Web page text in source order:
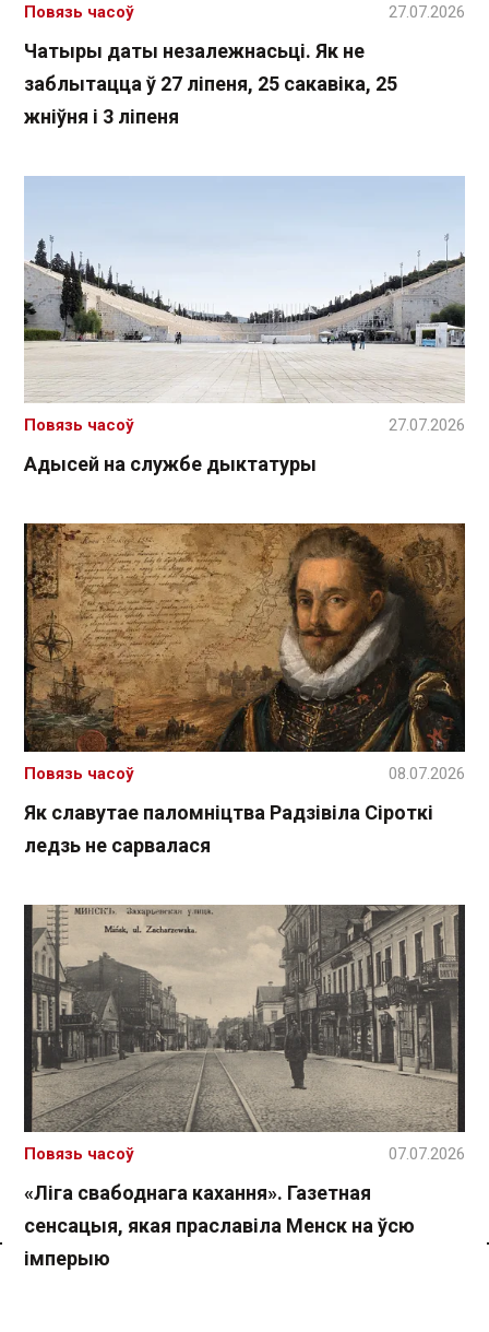
Спасылка без VPN
Чатыры даты незалежнасьці. Як не
заблытацца ў 27 ліпеня, 25 сакавіка, 25
жніўня і 3 ліпеня
Повязь часоў 27.07.2026
Адысей на службе дыктатуры
Повязь часоў 27.07.2026
Як славутае паломніцтва Радзівіла Сіроткі
ледзь не сарвалася
Повязь часоў 08.07.2026
«Ліга свабоднага кахання». Газетная
сенсацыя, якая праславіла Менск на ўсю
імперыю
Повязь часоў 07.07.2026